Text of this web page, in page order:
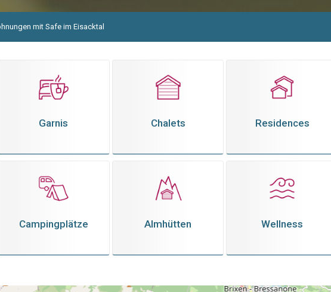
mit Safe im Eisacktal
Garnis Chalets Residences
Campingplätze Almhütten Wellness